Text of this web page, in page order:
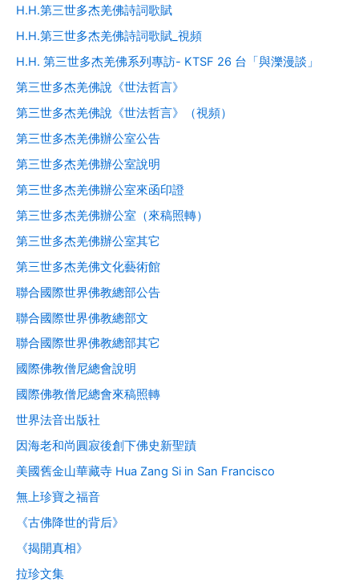
H.H.第三世多杰羌佛詩詞歌賦
H.H.第三世多杰羌佛詩詞歌賦_視頻
H.H. 第三世多杰羌佛系列專訪- KTSF 26 台「與濼漫談」
第三世多杰羌佛說《世法哲言》
第三世多杰羌佛說《世法哲言》（視頻）
第三世多杰羌佛辦公室公告
第三世多杰羌佛辦公室說明
第三世多杰羌佛辦公室來函印證
第三世多杰羌佛辦公室（來稿照轉）
第三世多杰羌佛辦公室其它
第三世多杰羌佛文化藝術館
聯合國際世界佛教總部公告
聯合國際世界佛教總部文
聯合國際世界佛教總部其它
國際佛教僧尼總會說明
國際佛教僧尼總會來稿照轉
世界法音出版社
因海老和尚圓寂後創下佛史新聖蹟
美國舊金山華藏寺 Hua Zang Si in San Francisco
無上珍寶之福音
《古佛降世的背后》
《揭開真相》
拉珍文集